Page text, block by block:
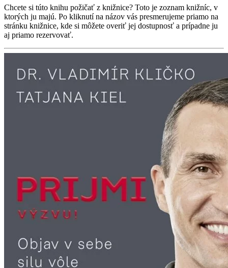
Chcete si túto knihu požičať z knižnice? Toto je zoznam knižníc, v
ktorých ju majú. Po kliknutí na názov vás presmerujeme priamo na
stránku knižnice, kde si môžete overiť jej dostupnosť a prípadne ju
aj priamo rezervovať.